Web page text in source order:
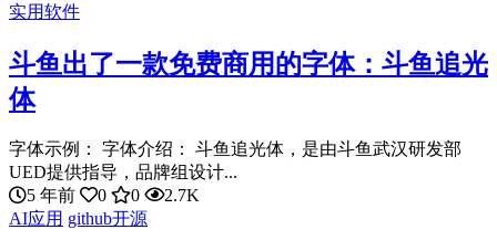
实用软件
斗鱼出了一款免费商用的字体：斗鱼追光
体
字体示例： 字体介绍： 斗鱼追光体，是由斗鱼武汉研发部
UED提供指导，品牌组设计...
5 年前
0 0
2.7K
AI应用 github开源